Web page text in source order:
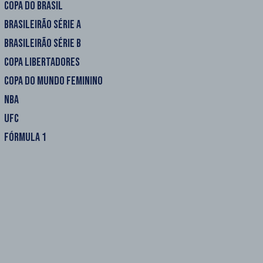
COPA DO BRASIL
BRASILEIRÃO SÉRIE A
BRASILEIRÃO SÉRIE B
COPA LIBERTADORES
COPA DO MUNDO FEMININO
NBA
UFC
FÓRMULA 1